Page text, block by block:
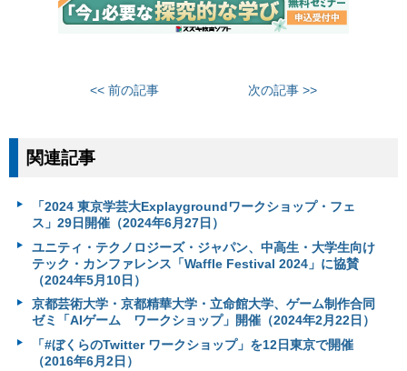
<< 前の記事 次の記事 >>
関連記事
「2024 東京学芸大Explaygroundワークショップ・フェ
ス」29日開催（2024年6月27日）
ユニティ・テクノロジーズ・ジャパン、中高生・大学生向け
テック・カンファレンス「Waffle Festival 2024」に協賛
（2024年5月10日）
京都芸術大学・京都精華大学・立命館大学、ゲーム制作合同
ゼミ「AIゲーム ワークショップ」開催（2024年2月22日）
「#ぼくらのTwitter ワークショップ」を12日東京で開催
（2016年6月2日）